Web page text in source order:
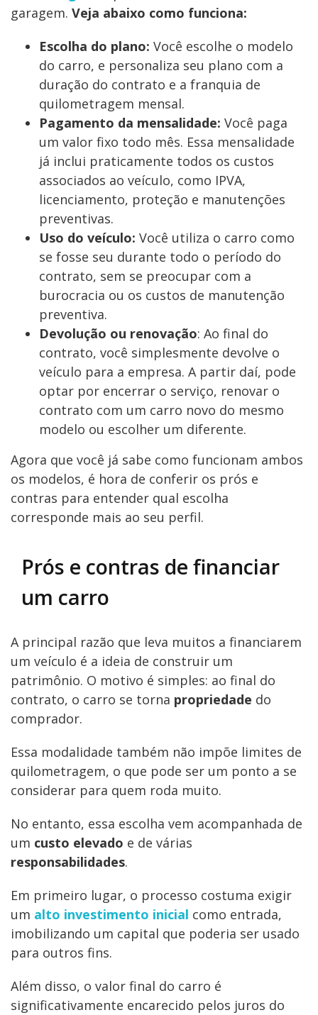
garagem. Veja abaixo como funciona:
Escolha do plano: Você escolhe o modelo
do carro, e personaliza seu plano com a
duração do contrato e a franquia de
quilometragem mensal.
Pagamento da mensalidade: Você paga
um valor fixo todo mês. Essa mensalidade
já inclui praticamente todos os custos
associados ao veículo, como IPVA,
licenciamento, proteção e manutenções
preventivas.
Uso do veículo: Você utiliza o carro como
se fosse seu durante todo o período do
contrato, sem se preocupar com a
burocracia ou os custos de manutenção
preventiva.
Devolução ou renovação: Ao final do
contrato, você simplesmente devolve o
veículo para a empresa. A partir daí, pode
optar por encerrar o serviço, renovar o
contrato com um carro novo do mesmo
modelo ou escolher um diferente.
Agora que você já sabe como funcionam ambos
os modelos, é hora de conferir os prós e
contras para entender qual escolha
corresponde mais ao seu perfil.
Prós e contras de financiar
um carro
A principal razão que leva muitos a financiarem
um veículo é a ideia de construir um
patrimônio. O motivo é simples: ao final do
contrato, o carro se torna propriedade do
comprador.
Essa modalidade também não impõe limites de
quilometragem, o que pode ser um ponto a se
considerar para quem roda muito.
No entanto, essa escolha vem acompanhada de
um custo elevado e de várias
responsabilidades.
Em primeiro lugar, o processo costuma exigir
um alto investimento inicial como entrada,
imobilizando um capital que poderia ser usado
para outros fins.
Além disso, o valor final do carro é
significativamente encarecido pelos juros do